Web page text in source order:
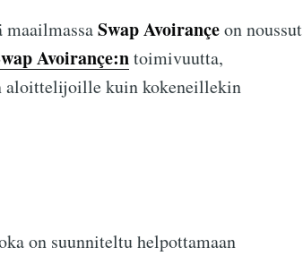
Swap Avoirançeon noussut
Avoirançe:ntoimivuutta,
aloittelijoille kuin kokeneillekin
on suunniteltu helpottamaan